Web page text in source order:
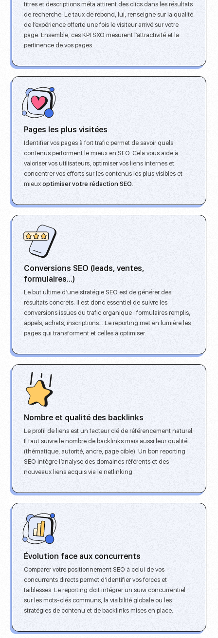
titres et descriptions méta attirent des clics dans les résultats
de recherche. Le taux de rebond, lui, renseigne sur la qualité
de l’expérience offerte une fois le visiteur arrivé sur votre
page. Ensemble, ces KPI SXO mesurent l’attractivité et la
pertinence de vos pages.
Pages les plus visitées
Identifier vos pages à fort trafic permet de savoir quels
contenus performent le mieux en SEO. Cela vous aide à
valoriser vos utilisateurs, optimiser vos liens internes et
concentrer vos efforts sur les contenus les plus visibles et
mieux optimiser votre rédaction SEO.
Conversions SEO (leads, ventes,
formulaires...)
Le but ultime d’une stratégie SEO est de générer des
résultats concrets. Il est donc essentiel de suivre les
conversions issues du trafic organique : formulaires remplis,
appels, achats, inscriptions… Le reporting met en lumière les
pages qui transforment et celles à optimiser.
Nombre et qualité des backlinks
Le profil de liens est un facteur clé de référencement naturel.
Il faut suivre le nombre de backlinks mais aussi leur qualité
(thématique, autorité, ancre, page cible). Un bon reporting
SEO intègre l’analyse des domaines référents et des
nouveaux liens acquis via le netlinking.
Évolution face aux concurrents
Comparer votre positionnement SEO à celui de vos
concurrents directs permet d’identifier vos forces et
faiblesses. Le reporting doit intégrer un suivi concurrentiel
sur les mots-clés communs, la visibilité globale ou les
stratégies de contenu et de backlinks mises en place.